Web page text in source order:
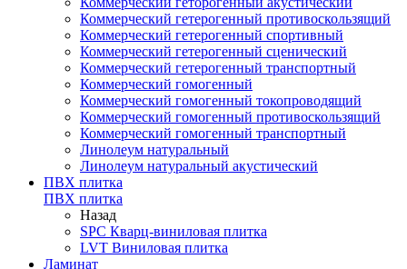
Коммерческий гетерогенный противоскользящий
Коммерческий гетерогенный спортивный
Коммерческий гетерогенный сценический
Коммерческий гетерогенный транспортный
Коммерческий гомогенный
Коммерческий гомогенный токопроводящий
Коммерческий гомогенный противоскользящий
Коммерческий гомогенный транспортный
Линолеум натуральный
Линолеум натуральный акустический
ПВХ плитка
ПВХ плитка
Назад
SPC Кварц-виниловая плитка
LVT Виниловая плитка
Ламинат